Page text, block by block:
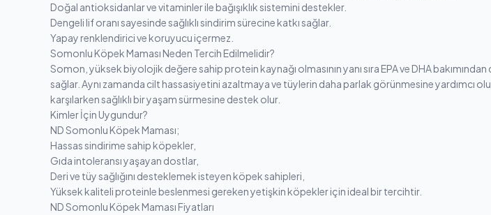
Doğal antioksidanlar ve vitaminler ile bağışıklık sistemini destekler.
Dengeli lif oranı sayesinde sağlıklı sindirim sürecine katkı sağlar.
Yapay renklendirici ve koruyucu içermez.
Somonlu Köpek Maması Neden Tercih Edilmelidir?
Somon, yüksek biyolojik değere sahip protein kaynağı olmasının yanı sıra EPA ve DHA
sağlar. Aynı zamanda cilt hassasiyetini azaltmaya ve tüylerin daha parlak görünmesine yardımcı
karşılarken sağlıklı bir yaşam sürmesine destek olur.
Kimler İçin Uygundur?
ND Somonlu Köpek Maması;
Hassas sindirime sahip köpekler,
Gıda intoleransı yaşayan dostlar,
Deri ve tüy sağlığını desteklemek isteyen köpek sahipleri,
Yüksek kaliteli proteinle beslenmesi gereken yetişkin köpekler için ideal bir tercihtir.
ND Somonlu Köpek Maması Fiyatları